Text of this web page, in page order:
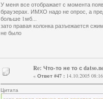
У меня все отображает с момента
браузерах. ИМХО надо не опрос, а
больше 1мб...
зато правая колонка разъежается
не было
Re: Что-то не то с
« Ответ #47 : 14.10.2005
Цитата